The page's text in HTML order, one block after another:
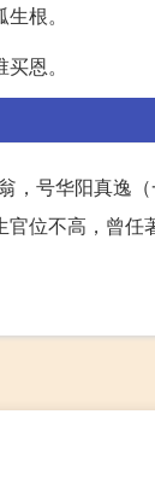
根。
恩。
号华阳真逸
位不高，曾任